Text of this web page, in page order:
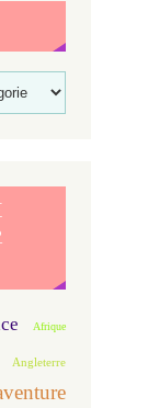
Afrique
Angleterre